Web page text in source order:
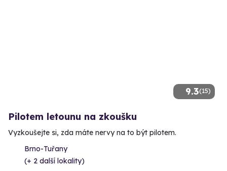
9.3(15)
Pilotem letounu na zkoušku
Vyzkoušejte si, zda máte nervy na to být pilotem.
Brno-Tuřany
(+ 2 další lokality)